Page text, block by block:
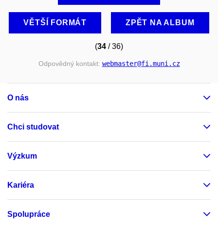
VĚTŠÍ FORMÁT ZPĚT NA ALBUM
(34 / 36)
Odpovědný kontakt: webmaster@fi.muni.cz
O nás
Chci studovat
Výzkum
Kariéra
Spolupráce